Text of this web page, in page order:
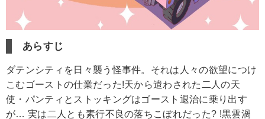
あらすじ
ダテンシティを日々襲う怪事件。それは人々の欲望につけ
こむゴーストの仕業だった!天から遣わされた二人の天
使・パンティとストッキングはゴースト退治に乗り出す
が… 実は二人とも素行不良の落ちこぼれだった? !黒雲渦